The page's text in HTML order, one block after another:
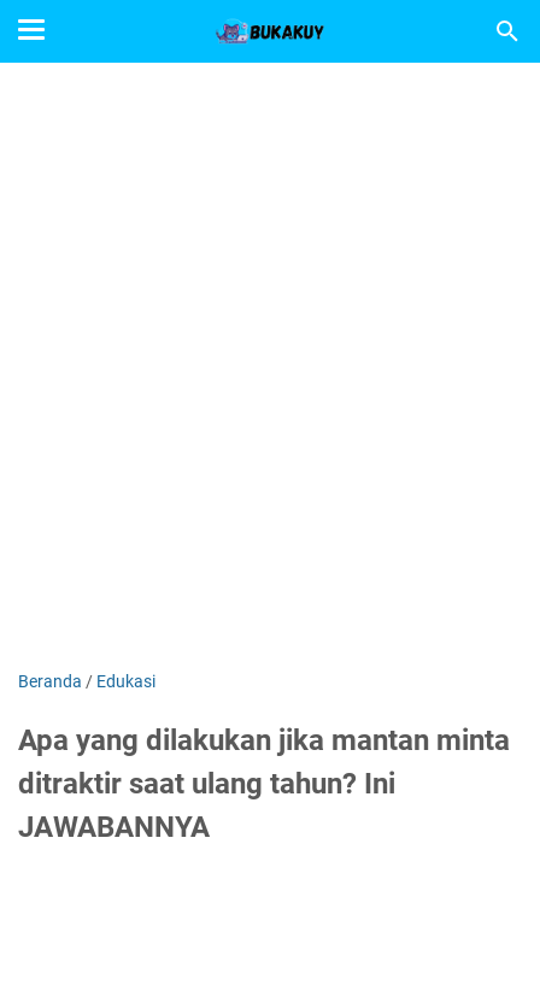
Beranda / Edukasi
Apa yang dilakukan jika mantan minta
ditraktir saat ulang tahun? Ini
JAWABANNYA